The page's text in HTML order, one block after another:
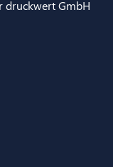
druckwert GmbH